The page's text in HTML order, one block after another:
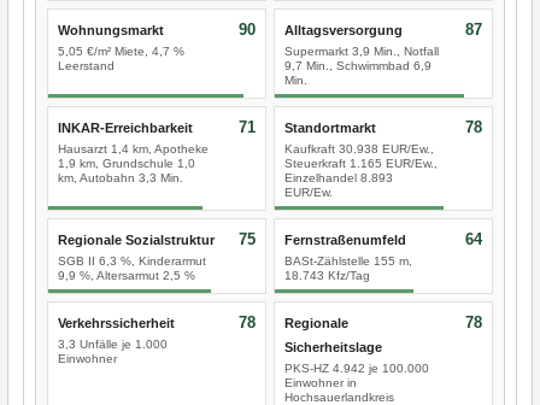
Wohnungsmarkt
5,05 €/m² Miete, 4,7 %
Leerstand
90 Alltagsversorgung
Supermarkt 3,9 Min., Notfall
9,7 Min., Schwimmbad 6,9
Min.
87
INKAR-Erreichbarkeit
Hausarzt 1,4 km, Apotheke
1,9 km, Grundschule 1,0
km, Autobahn 3,3 Min.
71 Standortmarkt
Kaufkraft 30.938 EUR/Ew.,
Steuerkraft 1.165 EUR/Ew.,
Einzelhandel 8.893
EUR/Ew.
78
Regionale Sozialstruktur
SGB II 6,3 %, Kinderarmut
9,9 %, Altersarmut 2,5 %
75 Fernstraßenumfeld
BASt-Zählstelle 155 m,
18.743 Kfz/Tag
64
Verkehrssicherheit
3,3 Unfälle je 1.000
Einwohner
78
Regionale
Sicherheitslage
PKS-HZ 4.942 je 100.000
Einwohner in
Hochsauerlandkreis
78